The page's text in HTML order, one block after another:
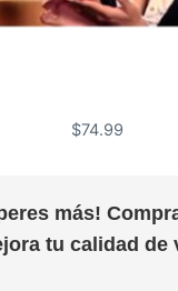
$74.99
más!
tu calidad de